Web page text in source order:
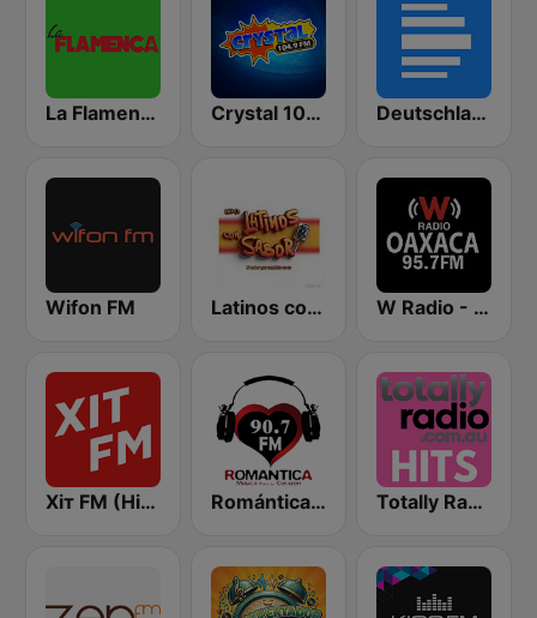
La Flamenca Crystal 104.9 FM Deutschlandfunk
Wifon FM Latinos con Sabor W Radio - Oaxaca
Хіт FM (Hit FM) - Top Romántica 90.7 FM Totally Radio Hits